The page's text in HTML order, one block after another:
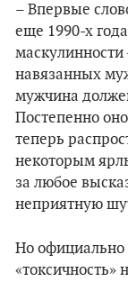
– Впервые
еще 1990-х
навязанных
мужчина
Постепенно
теперь
некоторым
за любое
неприятную
Но официально
«токсичность»